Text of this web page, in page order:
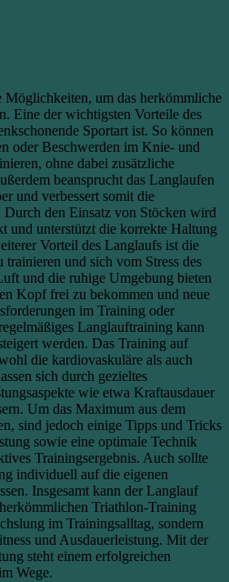
um das herkömmliche
Eine der wichtigsten Vorteile des
Sportart ist. So können
oder Beschwerden im Knie- und
ohne dabei zusätzliche
beansprucht das Langlaufen
und verbessert somit die
Durch den Einsatz von Stöcken wird
und unterstützt die korrekte Haltung
Vorteil des Langlaufs ist die
und sich vom Stress des
und die ruhige Umgebung bieten
Kopf frei zu bekommen und neue
im Training oder
Langlauftraining kann
werden. Das Training auf
die kardiovaskuläre als auch
sich durch gezieltes
wie etwa Kraftausdauer
Um das Maximum aus dem
sind jedoch einige Tipps und Tricks
sowie eine optimale Technik
Trainingsergebnis. Auch sollte
individuell auf die eigenen
Insgesamt kann der Langlauf
Triathlon-Training
im Trainingsalltag, sondern
und Ausdauerleistung. Mit der
steht einem erfolgreichen
Wege.